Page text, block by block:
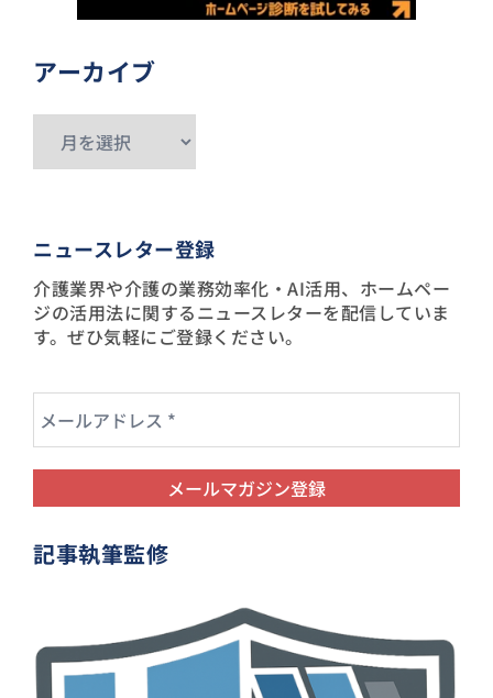
アーカイブ
ブ
ニュースレター登録
介護業界や介護の業務効率化・AI活用、ホームペー
ジの活用法に関するニュースレターを配信していま
す。ぜひ気軽にご登録ください。
記事執筆監修